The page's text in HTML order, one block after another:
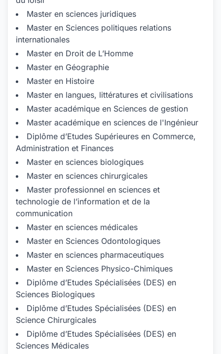
Master en sciences juridiques
Master en Sciences politiques relations
internationales
Master en Droit de L’Homme
Master en Géographie
Master en Histoire
Master en langues, littératures et civilisations
Master académique en Sciences de gestion
Master académique en sciences de l'Ingénieur
Diplôme d’Etudes Supérieures en Commerce,
Administration et Finances
Master en sciences biologiques
Master en sciences chirurgicales
Master professionnel en sciences et
technologie de l’information et de la
communication
Master en sciences médicales
Master en Sciences Odontologiques
Master en sciences pharmaceutiques
Master en Sciences Physico-Chimiques
Diplôme d’Etudes Spécialisées (DES) en
Sciences Biologiques
Diplôme d’Etudes Spécialisées (DES) en
Science Chirurgicales
Diplôme d’Etudes Spécialisées (DES) en
Sciences Médicales